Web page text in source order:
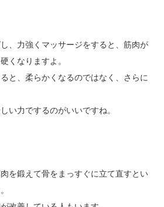
、力強くマッサージをすると、筋肉が
くなりますよ。
と、柔らかくなるのではなく、さらに
い力でするのがいいですね。
を鍛えて骨をまっすぐに立て直すとい